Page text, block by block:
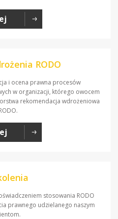
RODO
i ocena prawna procesów
w organizacji, którego owocem
rekomendacja wdrożeniowa
stosowania RODO
prawnego udzielanego naszym